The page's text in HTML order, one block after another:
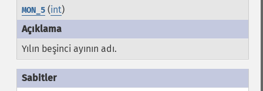
MON_5(int)
Yılın beşinci ayının adı.